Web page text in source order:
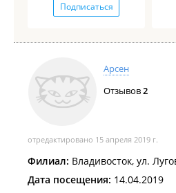
Подписаться
Арсен
Отзывов2
отредактировано 15 апреля 2019 г.
Филиал: Владивосток, ул.
Дата посещения: 14.04.2019